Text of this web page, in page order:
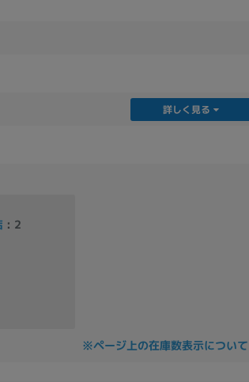
詳しく見る
: 2
※ページ上の在庫数表示について
DVD-マルチ DVD-ROM